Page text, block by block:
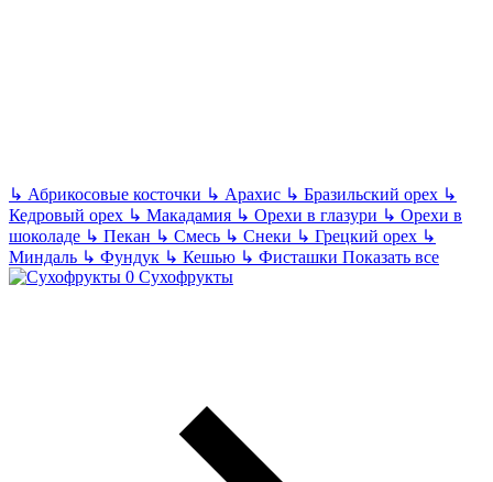
↳ Абрикосовые косточки ↳ Арахис ↳ Бразильский орех ↳
Кедровый орех ↳ Макадамия ↳ Орехи в глазури ↳ Орехи в
шоколаде ↳ Пекан ↳ Смесь ↳ Снеки ↳ Грецкий орех ↳
Миндаль ↳ Фундук ↳ Кешью ↳ Фисташки Показать все
Сухофрукты